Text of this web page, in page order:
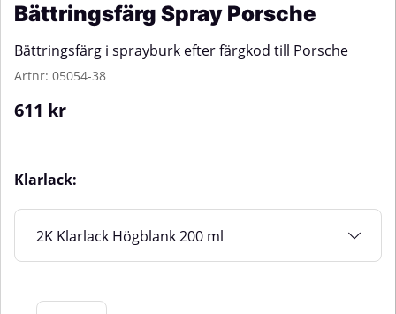
Bättringsfärg Spray Porsche
Bättringsfärg i sprayburk efter färgkod till Porsche
Artnr: 05054-38
611 kr
Klarlack: